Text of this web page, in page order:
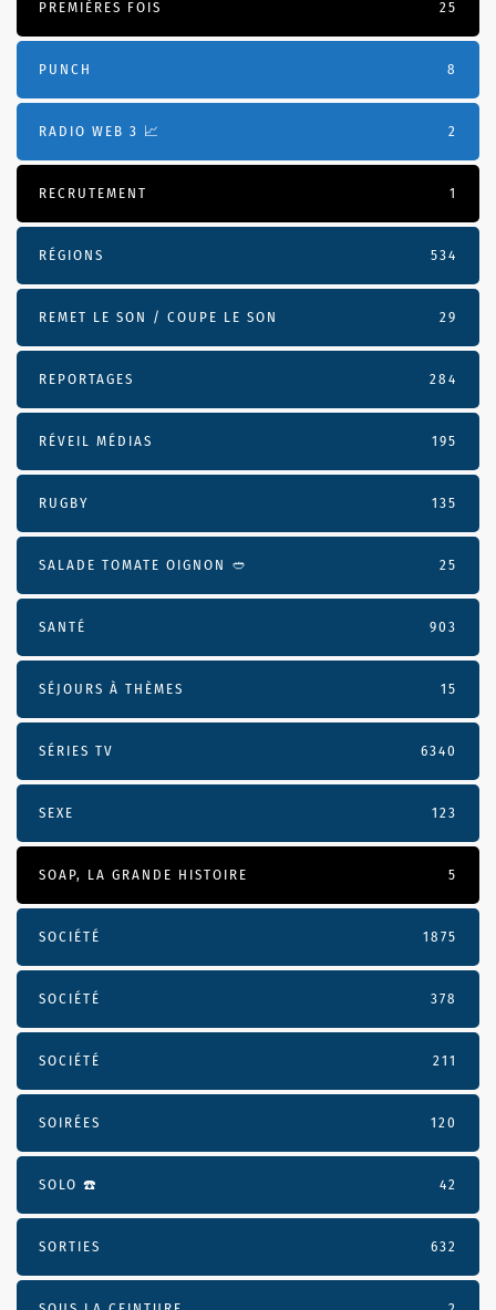
PREMIÈRES FOIS 25
PUNCH 8
RADIO WEB 3 📈 2
RECRUTEMENT 1
RÉGIONS 534
REMET LE SON / COUPE LE SON 29
REPORTAGES 284
RÉVEIL MÉDIAS 195
RUGBY 135
SALADE TOMATE OIGNON 🥙 25
SANTÉ 903
SÉJOURS À THÈMES 15
SÉRIES TV 6340
SEXE 123
SOAP, LA GRANDE HISTOIRE 5
SOCIÉTÉ 1875
SOCIÉTÉ 378
SOCIÉTÉ 211
SOIRÉES 120
SOLO ☎️ 42
SORTIES 632